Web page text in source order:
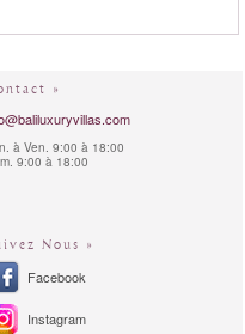
»
à Ven. 9:00 à 18:00
9:00 à 18:00
Nous »
Facebook
Instagram